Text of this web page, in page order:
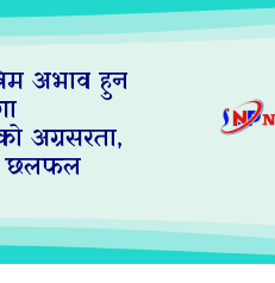
अभाव हुन
अग्रसरता,
छलफल